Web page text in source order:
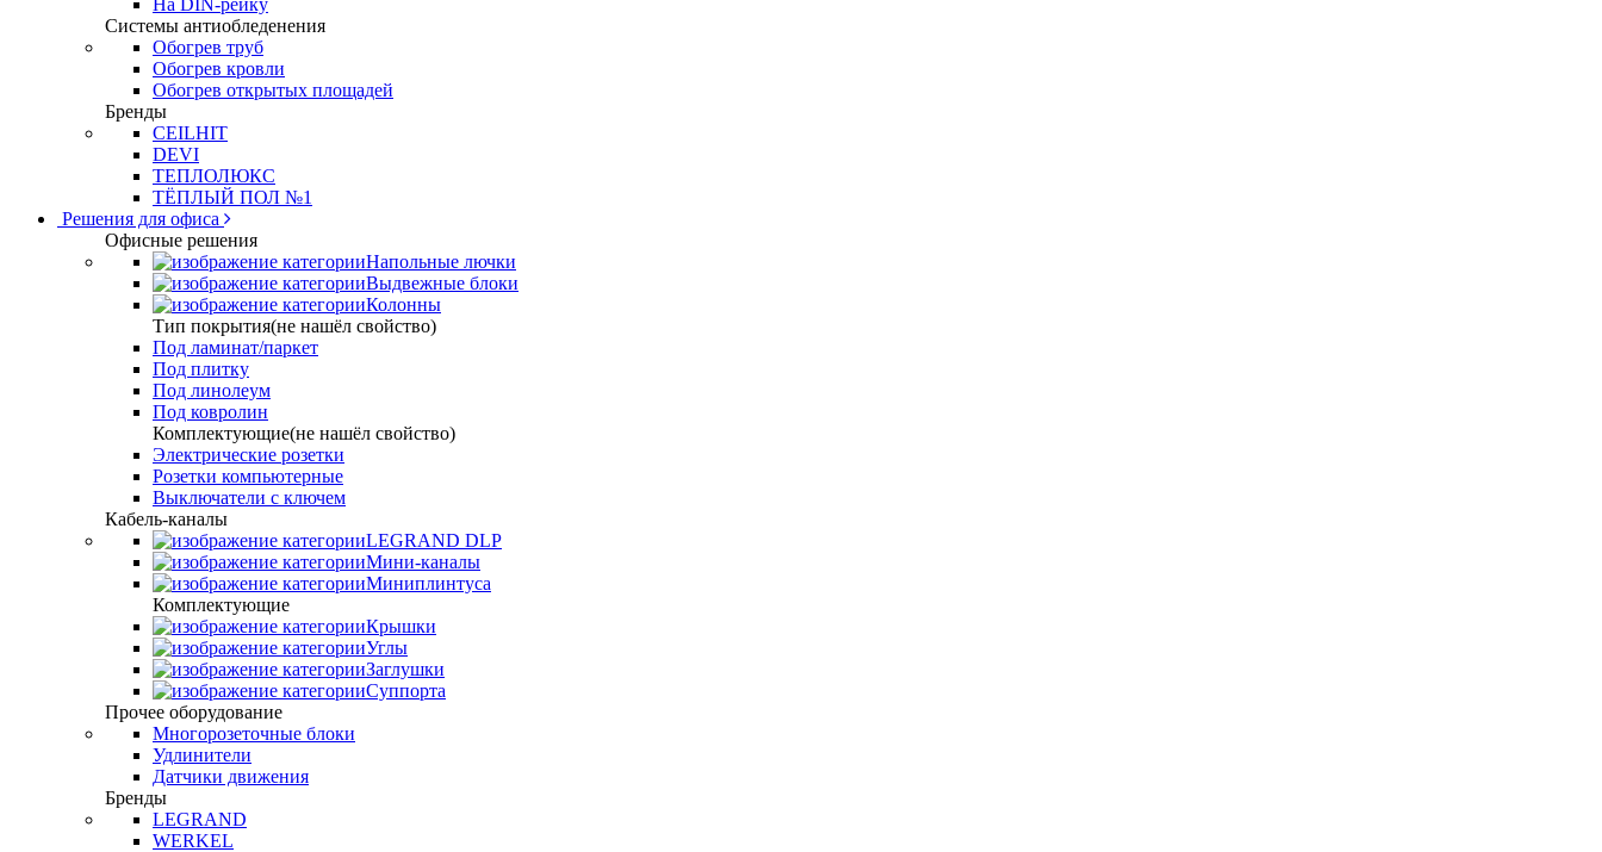
На DIN-рейку
Системы антиобледенения
Обогрев труб
Обогрев кровли
Обогрев открытых площадей
Бренды
CEILHIT
DEVI
ТЕПЛОЛЮКС
ТЁПЛЫЙ ПОЛ №1
Решения для офиса
Офисные решения
Напольные лючки
Выдвежные блоки
Колонны
Тип покрытия(не нашёл свойство)
Под ламинат/паркет
Под плитку
Под линолеум
Под ковролин
Комплектующие(не нашёл свойство)
Электрические розетки
Розетки компьютерные
Выключатели с ключем
Кабель-каналы
LEGRAND DLP
Мини-каналы
Миниплинтуса
Комплектующие
Крышки
Углы
Заглушки
Суппорта
Прочее оборудование
Многорозеточные блоки
Удлинители
Датчики движения
Бренды
LEGRAND
WERKEL